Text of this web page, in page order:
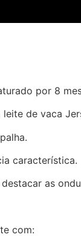
por 8
de vaca
característica.
as
com: